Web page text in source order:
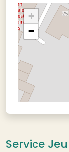
Service
+
−